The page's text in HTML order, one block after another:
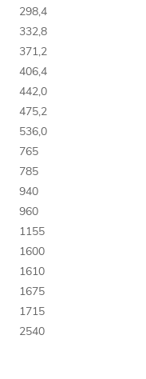
298,4
332,8
371,2
406,4
442,0
475,2
536,0
765
785
940
960
1155
1600
1610
1675
1715
2540